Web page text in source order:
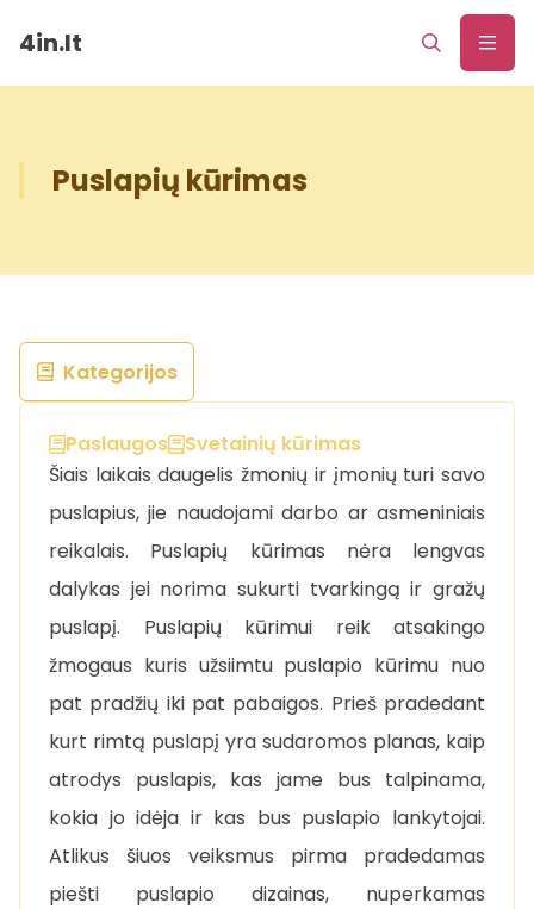
4in.lt
Puslapių kūrimas
Paslaugos
Svetainių kūrimas
Šiais laikais daugelis žmonių ir įmonių turi savo
puslapius, jie naudojami darbo ar asmeniniais
reikalais. Puslapių kūrimas nėra lengvas
dalykas jei norima sukurti tvarkingą ir gražų
puslapį. Puslapių kūrimui reik atsakingo
žmogaus kuris užsiimtu puslapio kūrimu nuo
pat pradžių iki pat pabaigos. Prieš pradedant
kurt rimtą puslapį yra sudaromos planas, kaip
atrodys puslapis, kas jame bus talpinama,
kokia jo idėja ir kas bus puslapio lankytojai.
Atlikus šiuos veiksmus pirma pradedamas
piešti puslapio dizainas, nuperkamas
Kategorijos